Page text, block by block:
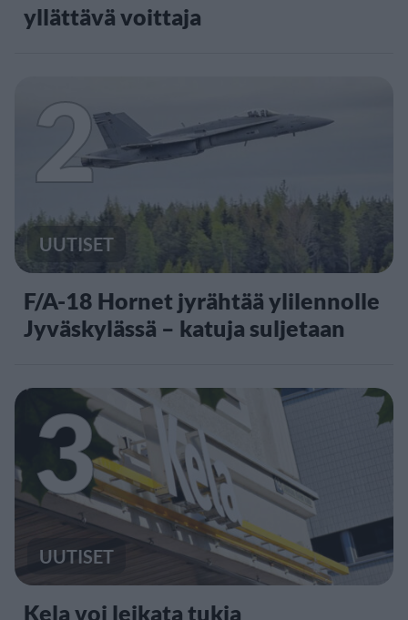
yllättävä voittaja
2
UUTISET
F/A-18 Hornet jyrähtää ylilennolle
Jyväskylässä – katuja suljetaan
3
UUTISET
Kela voi leikata tukia